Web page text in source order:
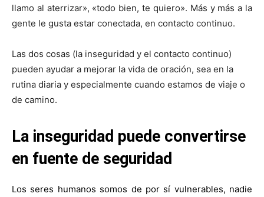
llamo al aterrizar», «todo bien, te quiero». Más y más a la
gente le gusta estar conectada, en contacto continuo.
Las dos cosas (la inseguridad y el contacto continuo)
pueden ayudar a mejorar la vida de oración, sea en la
rutina diaria y especialmente cuando estamos de viaje o
de camino.
La inseguridad puede convertirse
en fuente de seguridad
Los seres humanos somos de por sí vulnerables, nadie